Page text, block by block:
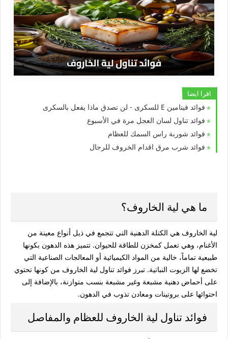
اقرا ايضا
فوائد فيتامين E للسكرى - لن تصدق ماذا يفعل بالسكرى
فوائد تناول لسان العجل مرة في الأسبوع
فوائد شوربة راس السمك للعظام
فوائد شرب مرق اقدام الخروف للرجال
ما هي لية الخاروف؟
لية الخاروف هي الكتلة الدهنية التي تتجمع في ذيل أنواع معينة من
الأغنام، وهي تعمل كمخزن للطاقة للحيوان. تتميز هذه الدهون بكونها
طبيعية تماماً، خالية من المواد الكيميائية أو المعالجات الصناعية التي
تخضع لها الزيوت النباتية. تبرز فوائد تناول لية الخاروف من كونها تحتوي
على أحماض دهنية مشبعة وغير مشبعة بنسب متوازنة، بالإضافة إلى
احتوائها على بروتينات ومعادن تذوب في الدهون.
فوائد تناول لية الخاروف للعظام والمفاصل